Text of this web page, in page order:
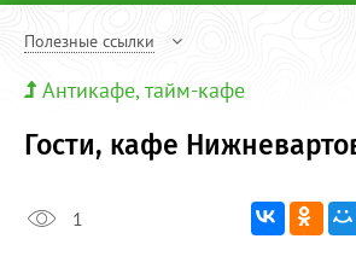
Полезные ссылки
Антикафе, тайм-кафе
Гости, кафе
1